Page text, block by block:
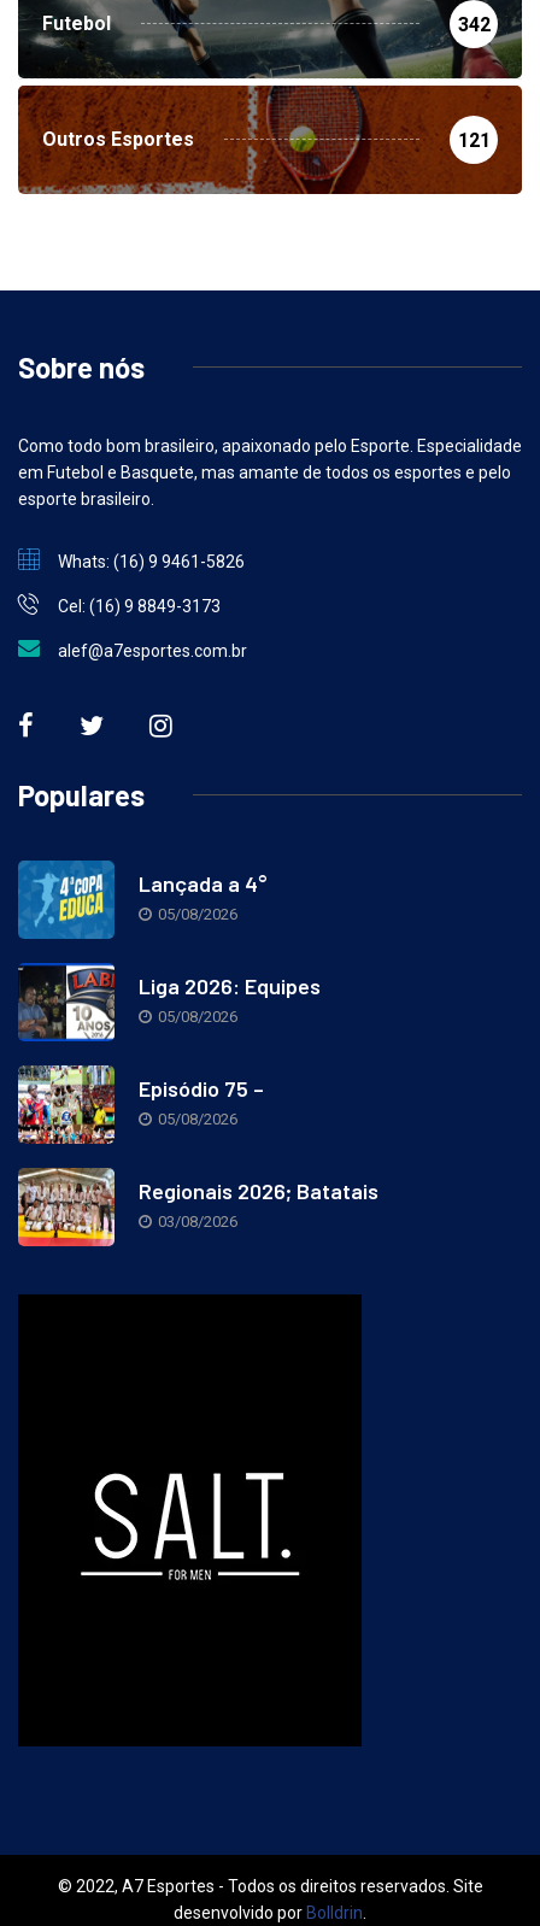
Futebol 342
Outros Esportes 121
Sobre nós
Como todo bom brasileiro, apaixonado pelo Esporte. Especialidade
em Futebol e Basquete, mas amante de todos os esportes e pelo
esporte brasileiro.
Whats: (16) 9 9461-5826
Cel: (16) 9 8849-3173
alef@a7esportes.com.br
Populares
Lançada a 4°
05/08/2026
Liga 2026: Equipes
05/08/2026
Episódio 75 –
05/08/2026
Regionais 2026; Batatais
03/08/2026
© 2022, A7 Esportes - Todos os direitos reservados. Site